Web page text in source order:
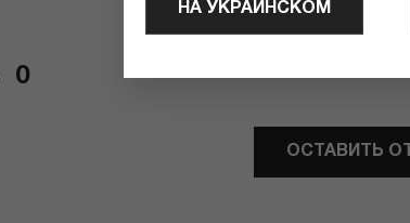
0
ОСТАВИТЬ
НА УКРАИНСКОМ